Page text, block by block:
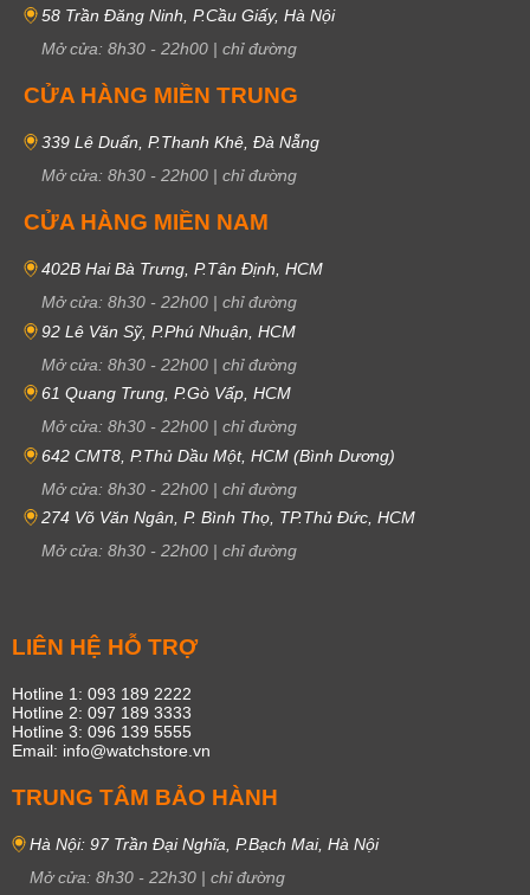
58 Trần Đăng Ninh, P.Cầu Giấy, Hà Nội
Mở cửa: 8h30 - 22h00 | chỉ đường
CỬA HÀNG MIỀN TRUNG
339 Lê Duẩn, P.Thanh Khê, Đà Nẵng
Mở cửa: 8h30 - 22h00 | chỉ đường
CỬA HÀNG MIỀN NAM
402B Hai Bà Trưng, P.Tân Định, HCM
Mở cửa: 8h30 - 22h00 | chỉ đường
92 Lê Văn Sỹ, P.Phú Nhuận, HCM
Mở cửa: 8h30 - 22h00 | chỉ đường
61 Quang Trung, P.Gò Vấp, HCM
Mở cửa: 8h30 - 22h00 | chỉ đường
642 CMT8, P.Thủ Dầu Một, HCM (Bình Dương)
Mở cửa: 8h30 - 22h00 | chỉ đường
274 Võ Văn Ngân, P. Bình Thọ, TP.Thủ Đức, HCM
Mở cửa: 8h30 - 22h00 | chỉ đường
LIÊN HỆ HỖ TRỢ
Hotline 1: 093 189 2222
Hotline 2: 097 189 3333
Hotline 3: 096 139 5555
Email: info@watchstore.vn
TRUNG TÂM BẢO HÀNH
Hà Nội: 97 Trần Đại Nghĩa, P.Bạch Mai, Hà Nội
Mở cửa: 8h30 - 22h30 | chỉ đường